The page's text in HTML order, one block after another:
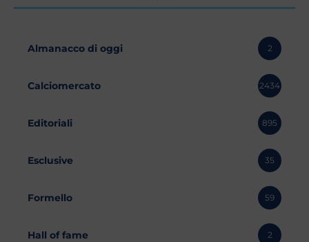
Almanacco di oggi 2
Calciomercato 2434
Editoriali 895
Esclusive 35
Formello 59
Hall of fame 2